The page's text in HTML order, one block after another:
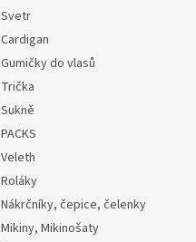
Svetr
Cardigan
Gumičky do vlasů
Trička
Sukně
PACKS
Veleth
Roláky
Nákrčníky, čepice, čelenky
Mikiny, Mikinošaty